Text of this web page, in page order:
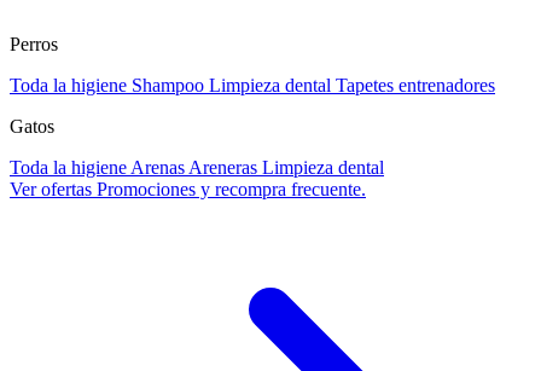
Perros
Toda la higiene Shampoo Limpieza dental Tapetes entrenadores
Gatos
Toda la higiene Arenas Areneras Limpieza dental
Ver ofertas Promociones y recompra frecuente.